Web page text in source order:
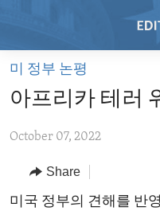
Skip
main
Skip
Navigation
HOME
VIDEO
RADIO
REGIONS
AFRICA
TOPICS
미 정부 논평
아프리카 테러
October 07, 2022
Share
미국 정부의 견해를 반